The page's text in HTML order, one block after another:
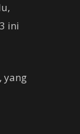
ini
yang